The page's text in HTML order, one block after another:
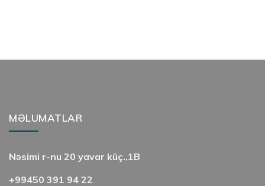
MƏLUMATLAR
Nəsimi r-nu 20 yavar küç.,1B
+99450 391 94 22